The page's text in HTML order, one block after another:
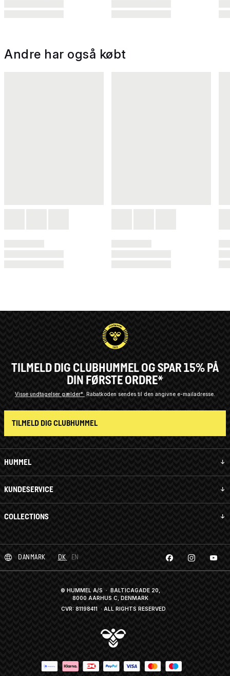
Andre har også købt
HUMMEL
KUNDESERVICE
COLLECTIONS
TILMELD DIG CLUBHUMMEL OG SPAR 15% PÅ
DIN FØRSTE ORDRE*
Visse undtagelser gælder* Rabatkoden sendes til den angivne e-mailadresse.
TILMELD DIG CLUBHUMMEL
DANMARK DK EN
© HUMMEL A/S · BALTICAGADE 20,
8000 AARHUS C, DENMARK
CVR: 81198411 · ALL RIGHTS RESERVED